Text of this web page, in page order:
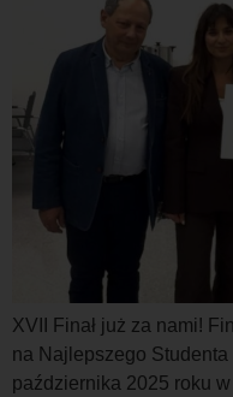
XVII Finał już za nami!
na Najlepszego Studenta
października 2025 roku